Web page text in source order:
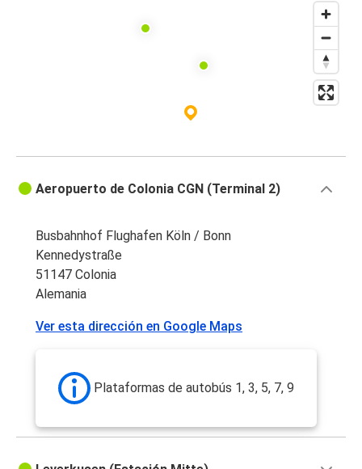
Aeropuerto de Colonia CGN (Terminal 2)
Busbahnhof Flughafen Köln / Bonn
Kennedystraße
51147 Colonia
Alemania
Ver esta dirección en Google Maps
Plataformas de autobús 1, 3, 5, 7, 9